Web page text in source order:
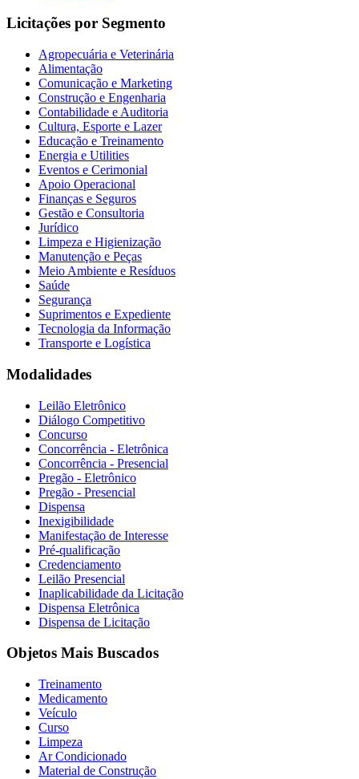
Licitações por Segmento
Agropecuária e Veterinária
Alimentação
Comunicação e Marketing
Construção e Engenharia
Contabilidade e Auditoria
Cultura, Esporte e Lazer
Educação e Treinamento
Energia e Utilities
Eventos e Cerimonial
Apoio Operacional
Finanças e Seguros
Gestão e Consultoria
Jurídico
Limpeza e Higienização
Manutenção e Peças
Meio Ambiente e Resíduos
Saúde
Segurança
Suprimentos e Expediente
Tecnologia da Informação
Transporte e Logística
Modalidades
Leilão Eletrônico
Diálogo Competitivo
Concurso
Concorrência - Eletrônica
Concorrência - Presencial
Pregão - Eletrônico
Pregão - Presencial
Dispensa
Inexigibilidade
Manifestação de Interesse
Pré-qualificação
Credenciamento
Leilão Presencial
Inaplicabilidade da Licitação
Dispensa Eletrônica
Dispensa de Licitação
Objetos Mais Buscados
Treinamento
Medicamento
Veículo
Curso
Limpeza
Ar Condicionado
Material de Construção